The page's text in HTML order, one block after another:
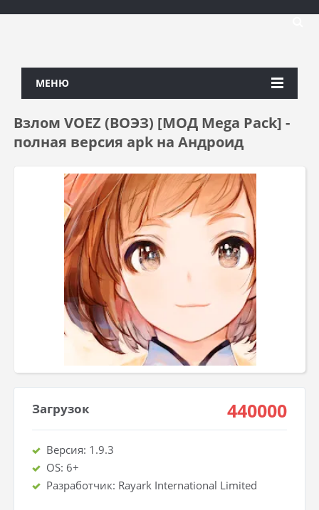
МЕНЮ
Взлом VOEZ (ВОЭЗ) [МОД Mega Pack] -
полная версия apk на Андроид
Загрузок 440000
Версия: 1.9.3
OS: 6+
Разработчик: Rayark International Limited